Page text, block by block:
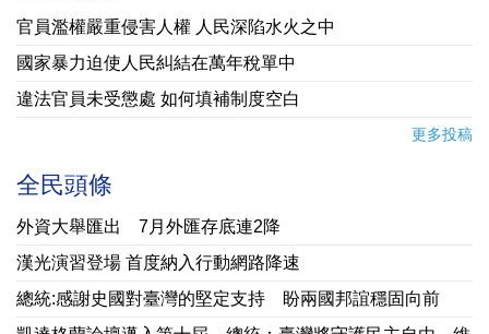
官員濫權嚴重侵害人權 人民深陷水火之中
國家暴力迫使人民糾結在萬年稅單中
違法官員未受懲處 如何填補制度空白
更多投稿
全民頭條
外資大舉匯出 7月外匯存底連2降
漢光演習登場 首度納入行動網路降速
總統:感謝史國對臺灣的堅定支持 盼兩國邦誼穩固向前